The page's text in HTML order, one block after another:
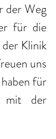
der Weg
für die
Klinik
uns
für
mit der